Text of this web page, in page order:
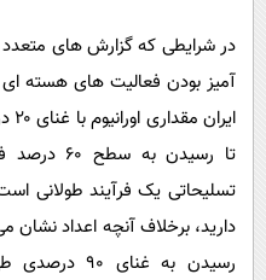
در شرایطی که گزارش های متعدد
آمیز بودن فعالیت های هسته ای
تا رسیدن
دارید، برخلاف آنچه اعداد
رسیدن به